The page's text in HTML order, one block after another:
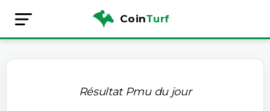
CoinTurf
Résultat Pmu du jour